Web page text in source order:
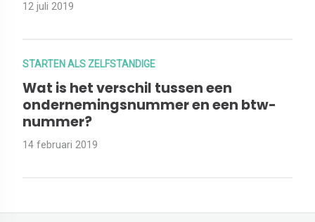
12 juli 2019
STARTEN ALS ZELFSTANDIGE
Wat is het verschil tussen een
ondernemingsnummer en een btw-
nummer?
14 februari 2019